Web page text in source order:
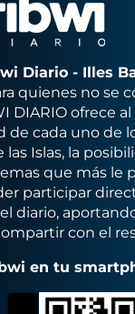
Diario - Illes
quienes no se
DIARIO ofrece
de cada uno de
las Islas, la
que más le
participar
diario,
con el
en tu